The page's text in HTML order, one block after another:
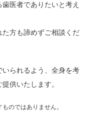
医者でありたいと考え
方も諦めずご相談くだ
られるよう、全身を考
供いたします。
のではありません。